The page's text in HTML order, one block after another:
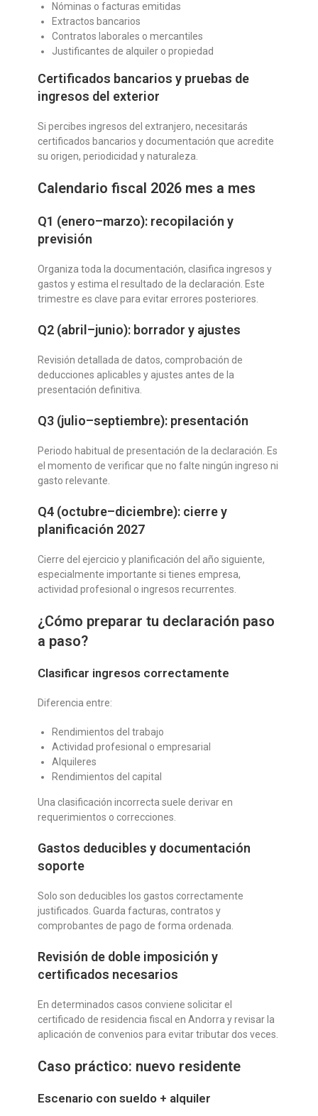
Nóminas o facturas emitidas
Extractos bancarios
Contratos laborales o mercantiles
Justificantes de alquiler o propiedad
Certificados bancarios y pruebas de
ingresos del exterior
Si percibes ingresos del extranjero, necesitarás
certificados bancarios y documentación que acredite
su origen, periodicidad y naturaleza.
Calendario fiscal 2026 mes a mes
Q1 (enero–marzo): recopilación y
previsión
Organiza toda la documentación, clasifica ingresos y
gastos y estima el resultado de la declaración. Este
trimestre es clave para evitar errores posteriores.
Q2 (abril–junio): borrador y ajustes
Revisión detallada de datos, comprobación de
deducciones aplicables y ajustes antes de la
presentación definitiva.
Q3 (julio–septiembre): presentación
Periodo habitual de presentación de la declaración. Es
el momento de verificar que no falte ningún ingreso ni
gasto relevante.
Q4 (octubre–diciembre): cierre y
planificación 2027
Cierre del ejercicio y planificación del año siguiente,
especialmente importante si tienes empresa,
actividad profesional o ingresos recurrentes.
¿Cómo preparar tu declaración paso
a paso?
Clasificar ingresos correctamente
Diferencia entre:
Rendimientos del trabajo
Actividad profesional o empresarial
Alquileres
Rendimientos del capital
Una clasificación incorrecta suele derivar en
requerimientos o correcciones.
Gastos deducibles y documentación
soporte
Solo son deducibles los gastos correctamente
justificados. Guarda facturas, contratos y
comprobantes de pago de forma ordenada.
Revisión de doble imposición y
certificados necesarios
En determinados casos conviene solicitar el
certificado de residencia fiscal en Andorra y revisar la
aplicación de convenios para evitar tributar dos veces.
Caso práctico: nuevo residente
Escenario con sueldo + alquiler